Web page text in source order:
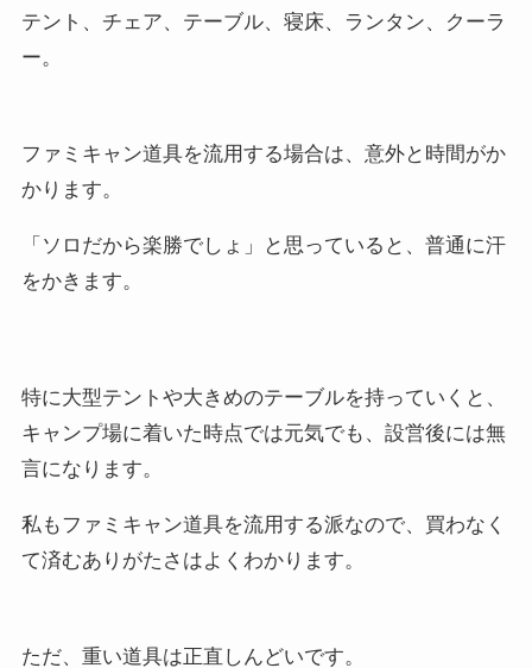
テント、チェア、テーブル、寝床、ランタン、クーラ
ー。
ファミキャン道具を流用する場合は、意外と時間がか
かります。
「ソロだから楽勝でしょ」と思っていると、普通に汗
をかきます。
特に大型テントや大きめのテーブルを持っていくと、
キャンプ場に着いた時点では元気でも、設営後には無
言になります。
私もファミキャン道具を流用する派なので、買わなく
て済むありがたさはよくわかります。
ただ、重い道具は正直しんどいです。